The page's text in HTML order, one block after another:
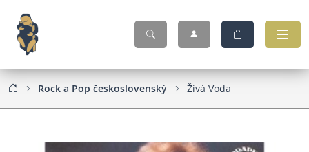
Rock a Pop československý Živá Voda